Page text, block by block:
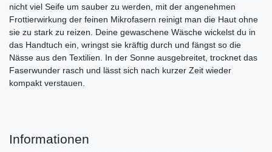
nicht viel Seife um sauber zu werden, mit der angenehmen
Frottierwirkung der feinen Mikrofasern reinigt man die Haut ohne
sie zu stark zu reizen. Deine gewaschene Wäsche wickelst du in
das Handtuch ein, wringst sie kräftig durch und fängst so die
Nässe aus den Textilien. In der Sonne ausgebreitet, trocknet das
Faserwunder rasch und lässt sich nach kurzer Zeit wieder
kompakt verstauen.
Informationen